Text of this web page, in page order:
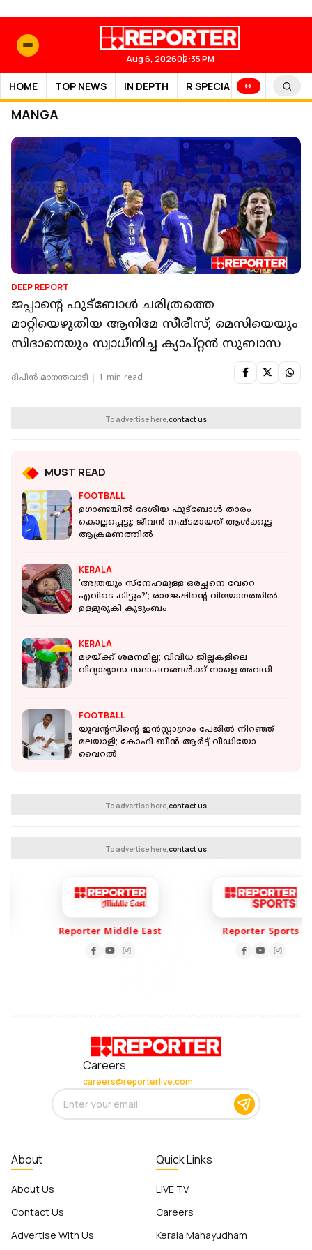
Aug 6, 202602:35 PM
HOME TOP NEWS IN DEPTH R SPECIAL SPORTS
MANGA
DEEP REPORT
ജപ്പാൻ്റെ ഫുട്ബോൾ ചരിത്രത്തെ
മാറ്റിയെഴുതിയ ആനിമേ സീരീസ്; മെസിയെയും
സിദാനെയും സ്വാധീനിച്ച ക്യാപ്റ്റൻ സുബാസ
ദിപിന്‍ മാനന്തവാടി 1 min read
To advertise here,contact us
MUST READ
FOOTBALL
ഉഗാണ്ടയിൽ ദേശീയ ഫുട്ബോൾ താരം
കൊല്ലപ്പെട്ടു; ജീവൻ നഷ്ടമായത് ആൾക്കൂട്ട
ആക്രമണത്തിൽ
KERALA
'അത്രയും സ്‌നേഹമുള്ള ഒരച്ഛനെ വേറെ
എവിടെ കിട്ടും?'; രാജേഷിന്റെ വിയോഗത്തിൽ
ഉളളുരുകി കുടുംബം
KERALA
മഴയ്ക്ക് ശമനമില്ല; വിവിധ ജില്ലകളിലെ
വിദ്യാഭ്യാസ സ്ഥാപനങ്ങള്‍ക്ക് നാളെ അവധി
FOOTBALL
യുവന്റസിന്റെ ഇൻസ്റ്റാഗ്രാം പേജില്‍ നിറഞ്ഞ്
മലയാളി; കോഫി ബീൻ ആർട്ട് വീഡിയോ
വൈറൽ
To advertise here,contact us
To advertise here,contact us
Reporter Middle East Reporter Sports
Careers
careers@reporterlive.com
About
About Us
Contact Us
Advertise With Us
Quick Links
LIVE TV
Careers
Kerala Mahayudham